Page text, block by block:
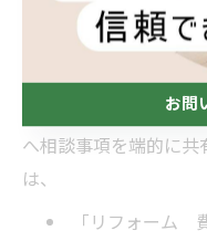
4. おうち工
まずは、上記の情報
へ相談事項を端的に
は、
「リフォーム
お問
お問